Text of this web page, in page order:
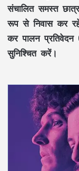
संचालित समस्त
रूप से निवास कर
कर पालन
सुनिश्चित करें।